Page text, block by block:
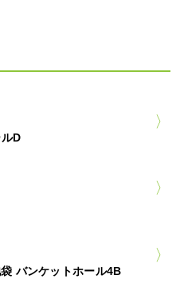
D
バンケットホール4B